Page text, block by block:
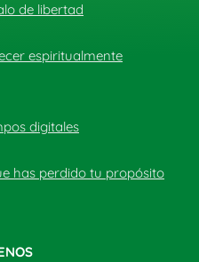
de libertad
espiritualmente
digitales
has perdido tu propósito